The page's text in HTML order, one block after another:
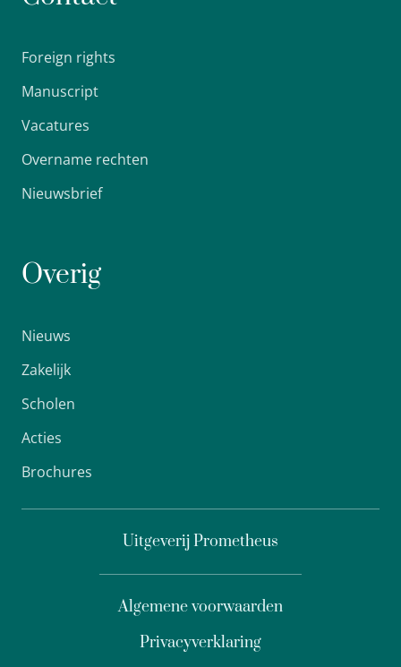
Foreign rights
Manuscript
Vacatures
Overname rechten
Nieuwsbrief
Overig
Nieuws
Zakelijk
Scholen
Acties
Brochures
Uitgeverij Prometheus
Privacyverklaring
Algemene voorwaarden